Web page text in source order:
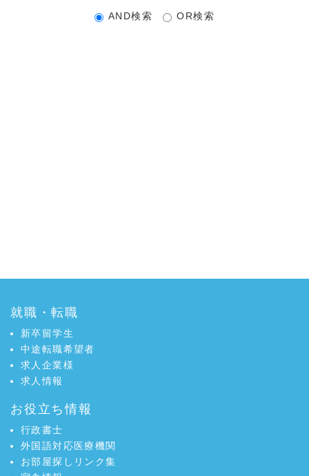
AND検索 OR検索
就職・転職
新卒留学生
中途転職希望者
求人企業様
求人情報
お役立ち情報
行政書士
外国語対応医療機関
お部屋探しリンク集